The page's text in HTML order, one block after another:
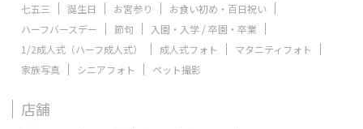
七五三 誕生日 お宮参り
お食い初め・百日祝い
ハーフバースデー
節句
入園・入学 / 卒園・卒業
1/2成人式（ハーフ成人式）
成人式フォト
マタニティフォト
家族写真
シニアフォト ペット撮影
店舗